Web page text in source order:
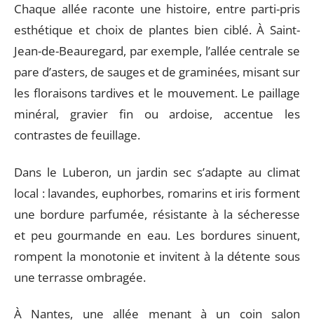
Chaque allée raconte une histoire, entre parti-pris
esthétique et choix de plantes bien ciblé. À Saint-
Jean-de-Beauregard, par exemple, l’allée centrale se
pare d’asters, de sauges et de graminées, misant sur
les floraisons tardives et le mouvement. Le paillage
minéral, gravier fin ou ardoise, accentue les
contrastes de feuillage.
Dans le Luberon, un jardin sec s’adapte au climat
local : lavandes, euphorbes, romarins et iris forment
une bordure parfumée, résistante à la sécheresse
et peu gourmande en eau. Les bordures sinuent,
rompent la monotonie et invitent à la détente sous
une terrasse ombragée.
À Nantes, une allée menant à un coin salon